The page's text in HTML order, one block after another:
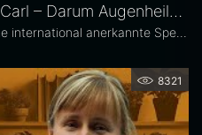
Prof. Dr. Martina Herwig-Carl – Darum Augenheilkunde
8321